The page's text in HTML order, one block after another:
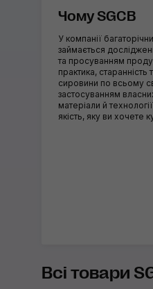
Чому SGCB
У компанії
займається
та просуванням
практика,
сировини по всьому
застосуванням
матеріали й
якість, яку ви хочете
Всі товари